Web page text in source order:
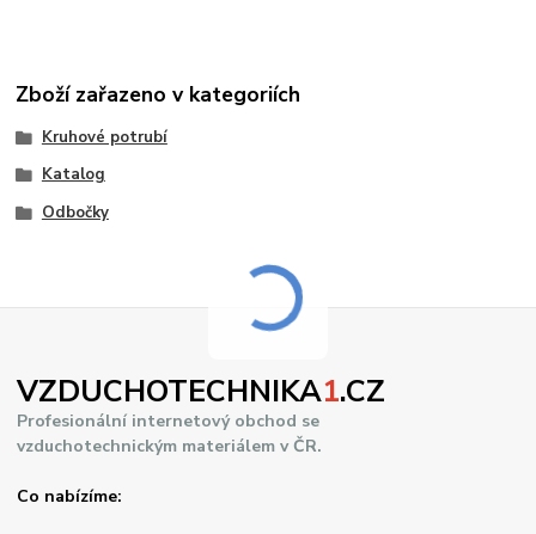
Zboží zařazeno v kategoriích
Kruhové potrubí
Katalog
Odbočky
VZDUCHOTECHNIKA1.CZ
Profesionální internetový obchod se
vzduchotechnickým materiálem v ČR.
Co nabízíme: